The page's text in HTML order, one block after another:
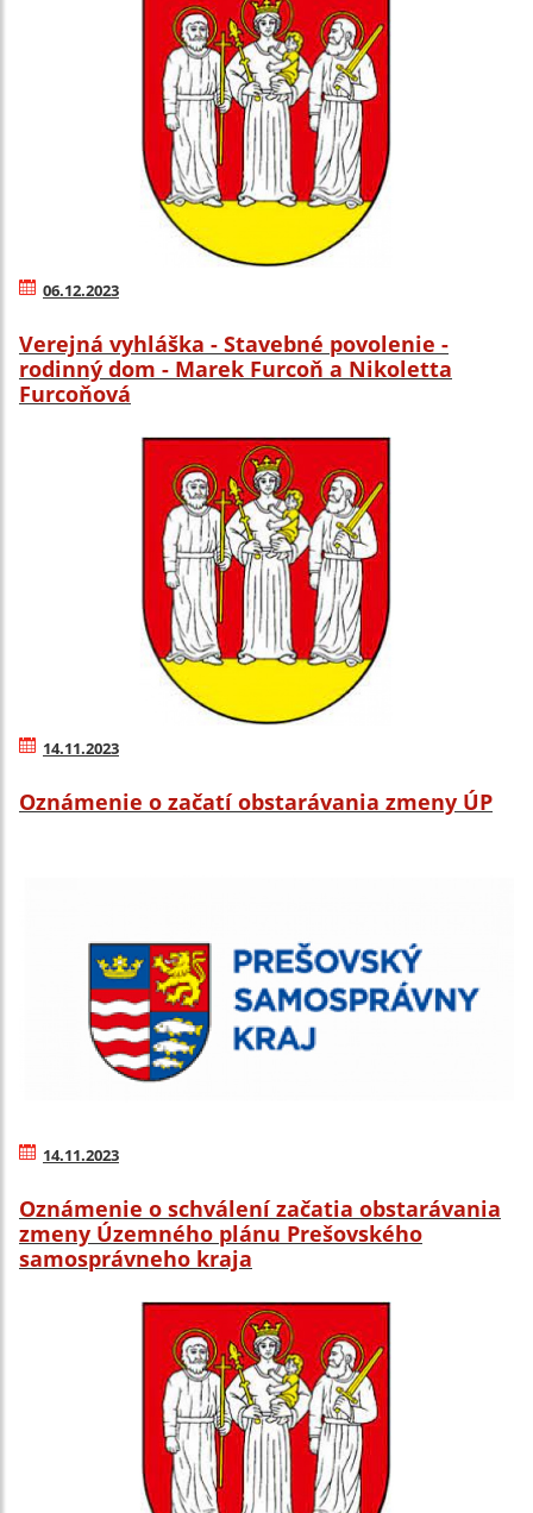
06.12.2023
Verejná vyhláška - Stavebné povolenie -
rodinný dom - Marek Furcoň a Nikoletta
Furcoňová
14.11.2023
Oznámenie o začatí obstarávania zmeny ÚP
14.11.2023
Oznámenie o schválení začatia obstarávania
zmeny Územného plánu Prešovského
samosprávneho kraja